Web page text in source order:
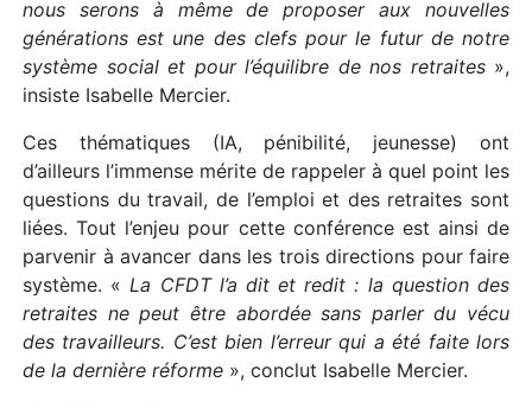
nous serons à même de proposer aux nouvelles
générations est une des clefs pour le futur de notre
système social et pour l’équilibre de nos retraites»,
insiste Isabelle Mercier.
Ces thématiques (IA, pénibilité, jeunesse) ont
d’ailleurs l’immense mérite de rappeler à quel point les
questions du travail, de l’emploi et des retraites sont
liées. Tout l’enjeu pour cette conférence est ainsi de
parvenir à avancer dans les trois directions pour faire
système. « La CFDT l’a dit et redit : la question des
retraites ne peut être abordée sans parler du vécu
des travailleurs. C’est bien l’erreur qui a été faite lors
de la dernière réforme », conclut Isabelle Mercier.